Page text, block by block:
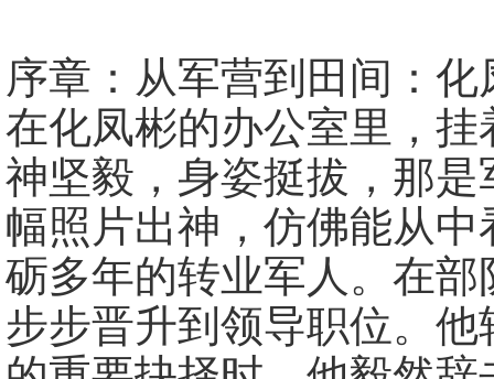
序章：从军营到田间：
在化凤彬的办公室里，
神坚毅，身姿挺拔，那
幅照片出神，仿佛能从
砺多年的转业军人。在
步步晋升到领导职位。